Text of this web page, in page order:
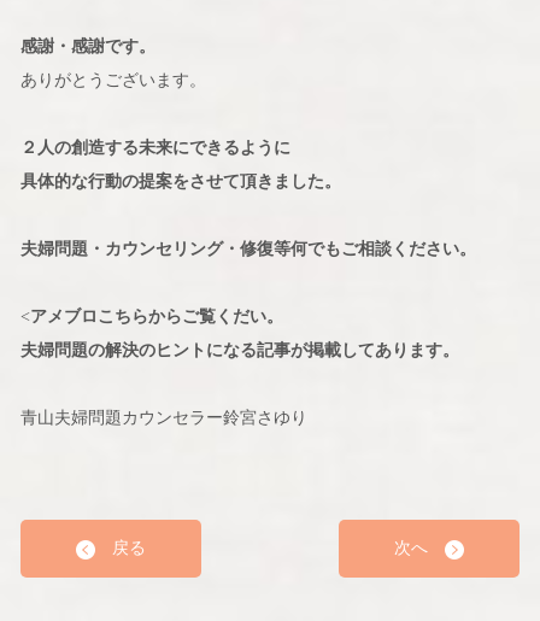
感謝・感謝です。
ありがとうございます。
２人の創造する未来にできるように
具体的な行動の提案をさせて頂きました。
夫婦問題・カウンセリング・修復等何でもご相談ください。
<アメブロこちらからご覧くだい。
夫婦問題の解決のヒントになる記事が掲載してあります。
青山夫婦問題カウンセラー鈴宮さゆり
戻る 次へ